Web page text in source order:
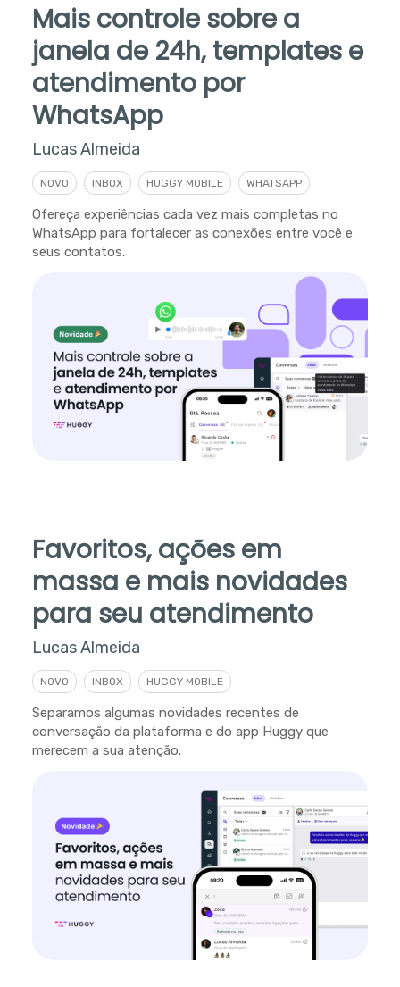
Mais controle sobre a
janela de 24h, templates e
atendimento por
WhatsApp
Lucas Almeida
NOVO INBOX HUGGY MOBILE WHATSAPP
Ofereça experiências cada vez mais completas no
WhatsApp para fortalecer as conexões entre você e
seus contatos.
Favoritos, ações em
massa e mais novidades
para seu atendimento
Lucas Almeida
NOVO INBOX HUGGY MOBILE
Separamos algumas novidades recentes de
conversação da plataforma e do app Huggy que
merecem a sua atenção.